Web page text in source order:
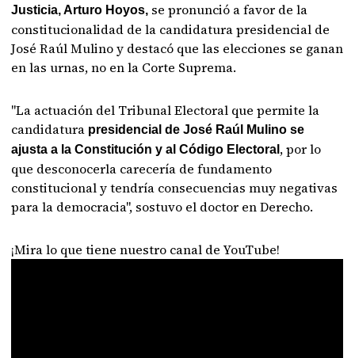
Justicia, Arturo Hoyos, se pronunció a favor de la
constitucionalidad de la candidatura presidencial de
José Raúl Mulino y destacó que las elecciones se ganan
en las urnas, no en la Corte Suprema.
"La actuación del Tribunal Electoral que permite la
candidatura presidencial de José Raúl Mulino se
ajusta a la Constitución y al Código Electoral , por lo
que desconocerla carecería de fundamento
constitucional y tendría consecuencias muy negativas
para la democracia", sostuvo el doctor en Derecho.
¡Mira lo que tiene nuestro canal de YouTube!